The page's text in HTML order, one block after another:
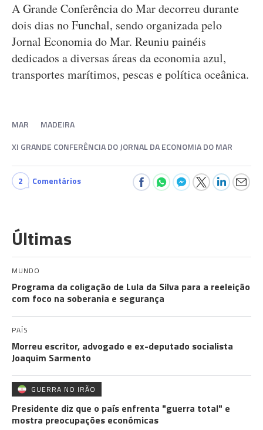
A Grande Conferência do Mar decorreu durante
dois dias no Funchal, sendo organizada pelo
Jornal Economia do Mar. Reuniu painéis
dedicados a diversas áreas da economia azul,
transportes marítimos, pescas e política oceânica.
MAR
MADEIRA
XI GRANDE CONFERÊNCIA DO JORNAL DA ECONOMIA DO MAR
2 Comentários
Últimas
MUNDO
Programa da coligação de Lula da Silva para a reeleição
com foco na soberania e segurança
PAÍS
Morreu escritor, advogado e ex-deputado socialista
Joaquim Sarmento
GUERRA NO IRÃO
Presidente diz que o país enfrenta "guerra total" e
mostra preocupações económicas